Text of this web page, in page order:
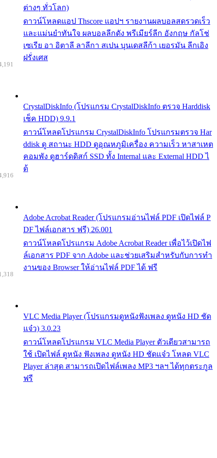
ต่างๆ ทั่วโลก)
ดาวน์โหลดแอป Thscore แอปฯ รายงานผลบอลสดรวดเร็ว
และแม่นยำทันใจ ผลบอลลีกดัง พรีเมียร์ลีก อังกฤษ กัลโช่
เซเรีย อา อิตาลี ลาลีกา สเปน บุนเดสลีก้า เยอรมัน ลีกเอิง
ฝรั่งเศส
CrystalDiskInfo (โปรแกรม CrystalDiskInfo ตรวจ Harddisk
เช็ค HDD) 9.9.1
ดาวน์โหลดโปรแกรม CrystalDiskInfo โปรแกรมตรวจ Har
ddisk ดู สถานะ HDD ดูอุณหภูมิเครื่อง ความเร็ว หาสาเหต
คอมพัง ดูฮาร์ดดิสก์ SSD ทั้ง Internal และ External HDD ไ
ด้
Adobe Acrobat Reader (โปรแกรมอ่านไฟล์ PDF เปิดไฟล์ P
DF ไฟล์เอกสาร ฟรี) 26.001
ดาวน์โหลดโปรแกรม Adobe Acrobat Reader เพื่อไว้เปิดไฟ
ล์เอกสาร PDF จาก Adobe และช่วยเสริมสำหรับกับการทำ
งานของ Browser ให้อ่านไฟล์ PDF ได้ ฟรี
VLC Media Player (โปรแกรมดูหนังฟังเพลง ดูหนัง HD ชัด
แจ๋ว) 3.0.23
ดาวน์โหลดโปรแกรม VLC Media Player ตัวเดียวสามารถ
ใช้ เปิดไฟล์ ดูหนัง ฟังเพลง ดูหนัง HD ชัดแจ๋ว โหลด VLC
Player ล่าสุด สามารถเปิดไฟล์เพลง MP3 ฯลฯ ได้ทุกตระกูล
ฟรี